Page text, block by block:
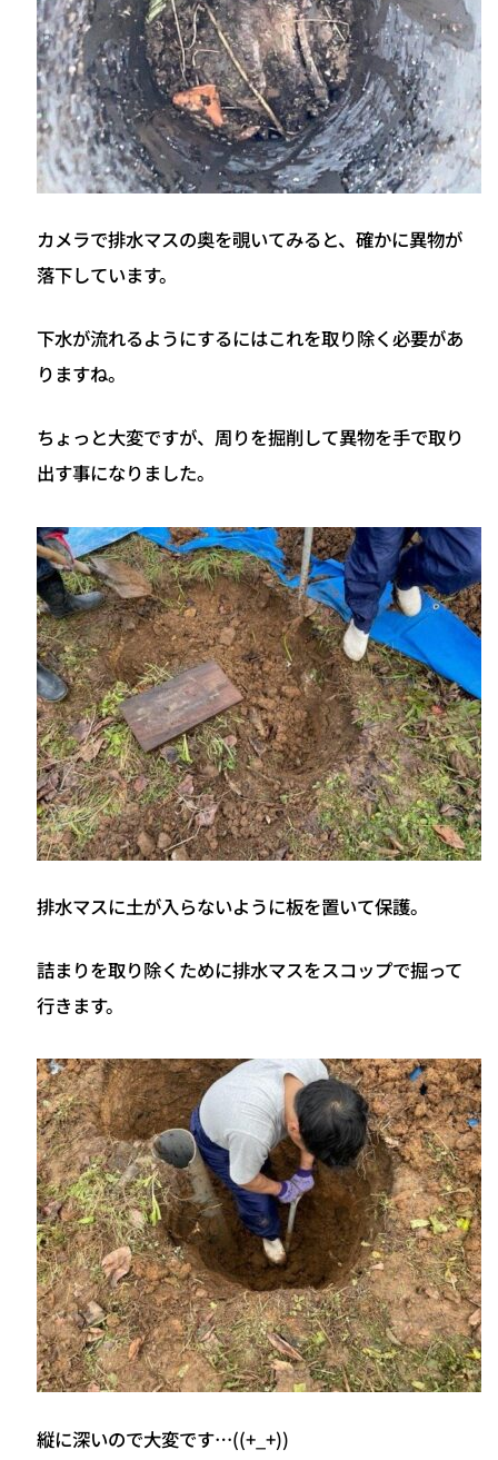
カメラで排水マスの奥を覗いてみると、確かに異物が
落下しています。
下水が流れるようにするにはこれを取り除く必要があ
りますね。
ちょっと大変ですが、周りを掘削して異物を手で取り
出す事になりました。
排水マスに土が入らないように板を置いて保護。
詰まりを取り除くために排水マスをスコップで掘って
行きます。
縦に深いので大変です…((+_+))